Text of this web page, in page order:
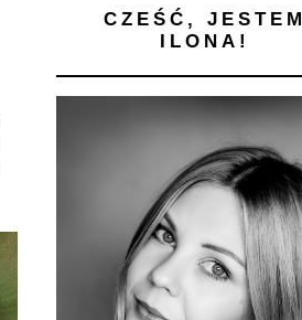
CZEŚĆ, JESTEM
ILONA!